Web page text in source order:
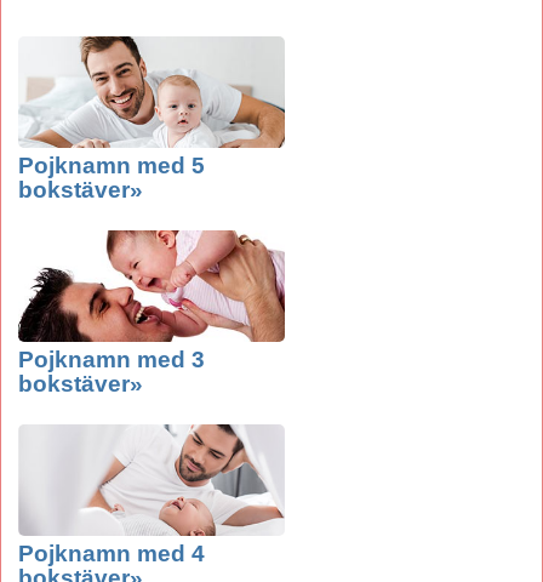
Pojknamn med 5
bokstäver»
Pojknamn med 3
bokstäver»
Pojknamn med 4